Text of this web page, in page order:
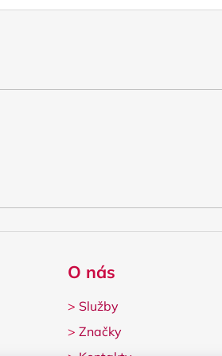
O nás
> Služby
> Značky